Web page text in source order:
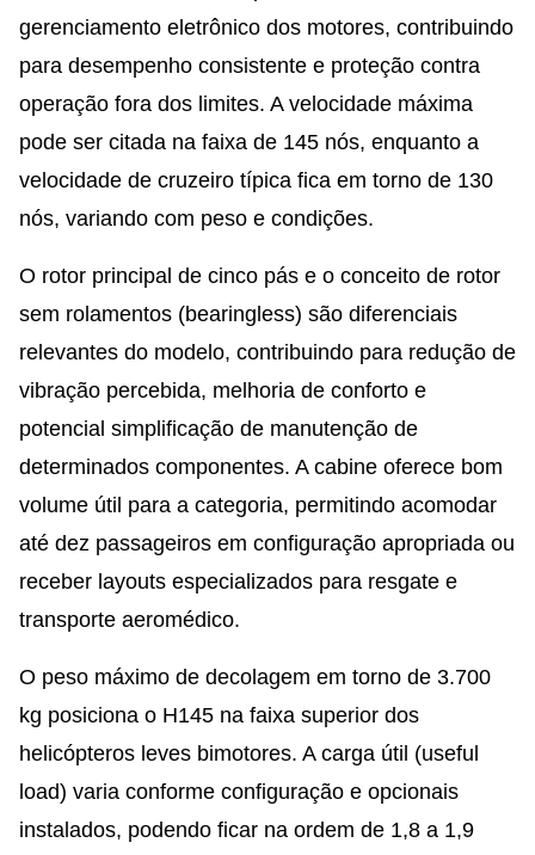
gerenciamento eletrônico dos motores, contribuindo
para desempenho consistente e proteção contra
operação fora dos limites. A velocidade máxima
pode ser citada na faixa de 145 nós, enquanto a
velocidade de cruzeiro típica fica em torno de 130
nós, variando com peso e condições.
O rotor principal de cinco pás e o conceito de rotor
sem rolamentos (bearingless) são diferenciais
relevantes do modelo, contribuindo para redução de
vibração percebida, melhoria de conforto e
potencial simplificação de manutenção de
determinados componentes. A cabine oferece bom
volume útil para a categoria, permitindo acomodar
até dez passageiros em configuração apropriada ou
receber layouts especializados para resgate e
transporte aeromédico.
O peso máximo de decolagem em torno de 3.700
kg posiciona o H145 na faixa superior dos
helicópteros leves bimotores. A carga útil (useful
load) varia conforme configuração e opcionais
instalados, podendo ficar na ordem de 1,8 a 1,9